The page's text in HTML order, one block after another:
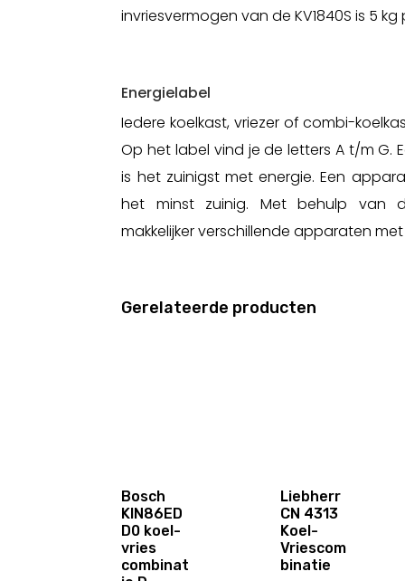
invriesvermogen van de KV1840S is 5 kg
Energielabel
Iedere koelkast, vriezer of combi-
Op het label vind je de letters A t/m G.
is het zuinigst met energie. Een
het minst zuinig. Met behulp van
makkelijker verschillende apparaten met
Gerelateerde producten
Bosch
KIN86ED
D0 koel-
vries
combinat
Liebherr
CN 4313
Koel-
Vriescom
binatie